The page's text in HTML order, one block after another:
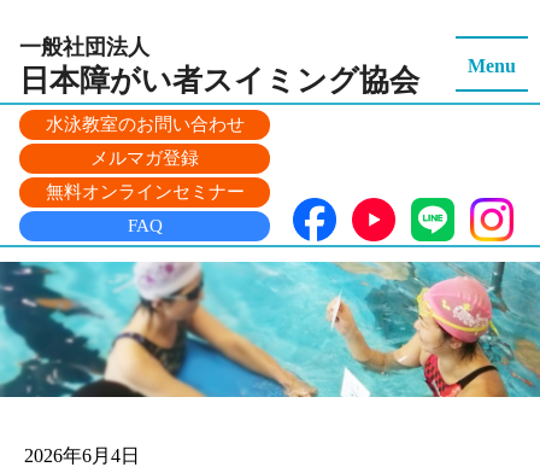
一般社団法人
日本障がい者スイミング協会
水泳教室のお問い合わせ
メルマガ登録
無料オンラインセミナー
FAQ
Menu
2026年6月4日